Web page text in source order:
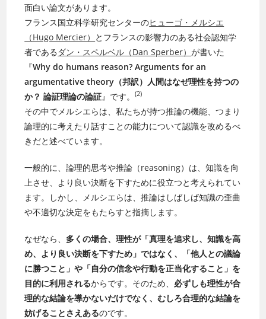
面白い論文があります。
フランス国立科学研究センターのヒューゴ・メルシエ
（Hugo Mercier） とフランスの影響力のある社会認知学
者である ダン・スペルベル（Dan Sperber）が書いた
『Why do humans reason? Arguments for an
argumentative theory（邦訳）人間はなぜ理性を持つの
か？ 論証理論の論証』です。(2)
その中でメルシエらは、私たちが持つ推論の機能、つまり
論理的に考えたり話すことの能力について認識を改めるべ
きだと述べています。
一般的に、論理的思考や推論（reasoning）は、知識を向
上させ、より良い決断を下すために役立つと考えられてい
ます。
しかし、メルシエらは、推論はしばしば知識の歪曲
や不適切な決定をもたらすと指摘します。
なぜなら、 多くの場合、理性が「真理を追求し、知識を高
め、より良い決断を下すため」ではなく、「他人との議論
に勝つこと」や「自分の信念や行動を正当化すること」を
目的に利用されるからです。そのため、 必ずしも理性が合
理的な結論を導かないだけでなく、むしろ合理的な結論を
妨げることさえあるのです。